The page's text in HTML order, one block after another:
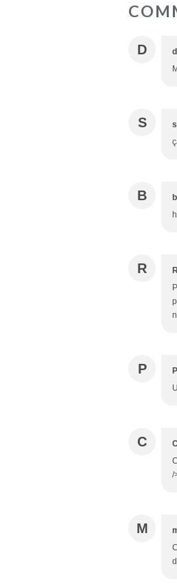
D
S
B
R
P
C
/
M